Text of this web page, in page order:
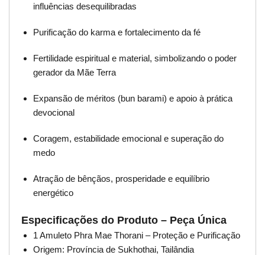
influências desequilibradas
Purificação do karma e fortalecimento da fé
Fertilidade espiritual e material, simbolizando o poder
gerador da Mãe Terra
Expansão de méritos (bun barami) e apoio à prática
devocional
Coragem, estabilidade emocional e superação do
medo
Atração de bênçãos, prosperidade e equilíbrio
energético
Especificações do Produto – Peça Única
1 Amuleto Phra Mae Thorani – Proteção e Purificação
Origem: Província de Sukhothai, Tailândia